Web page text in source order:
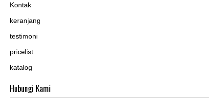
Kontak
keranjang
testimoni
pricelist
katalog
Hubungi Kami